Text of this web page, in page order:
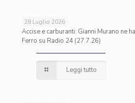
28 Luglio 2026
Accise e carburanti: Gianni Murano ne
Ferro su Radio 24 (27.7.26)
Leggi tutto